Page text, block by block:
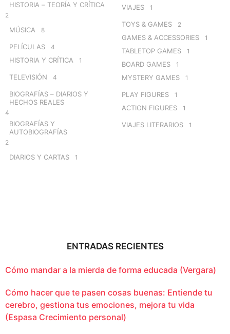
HISTORIA – TEORÍA Y CRÍTICA
2
MÚSICA 8
PELÍCULAS 4
HISTORIA Y CRÍTICA 1
TELEVISIÓN 4
BIOGRAFÍAS – DIARIOS Y
HECHOS REALES
4
BIOGRAFÍAS Y
AUTOBIOGRAFÍAS
2
DIARIOS Y CARTAS 1
VIAJES 1
TOYS & GAMES 2
GAMES & ACCESSORIES 1
TABLETOP GAMES 1
BOARD GAMES 1
MYSTERY GAMES 1
PLAY FIGURES 1
ACTION FIGURES 1
VIAJES LITERARIOS 1
ENTRADAS RECIENTES
Cómo mandar a la mierda de forma educada (Vergara)
Cómo hacer que te pasen cosas buenas: Entiende tu
cerebro, gestiona tus emociones, mejora tu vida
(Espasa Crecimiento personal)